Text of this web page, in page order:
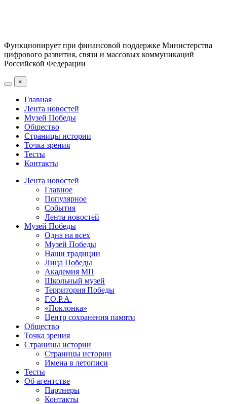
Функционирует при финансовой поддержке Министерства
цифрового развития, связи и массовых коммуникаций
Российской Федерации
×
Главная
Лента новостей
Музей Победы
Общество
Страницы истории
Точка зрения
Тесты
Контакты
Лента новостей
Главное
Популярное
События
Лента новостей
Музей Победы
Одна на всех
Музей Победы
Наши традиции
Лица Победы
Академия МП
Школьный музей
Территория Победы
Г.О.Р.А.
«Поклонка»
Центр сохранения памяти
Общество
Точка зрения
Страницы истории
Страницы истории
Имена в летописи
Тесты
Об агентстве
Партнеры
Контакты